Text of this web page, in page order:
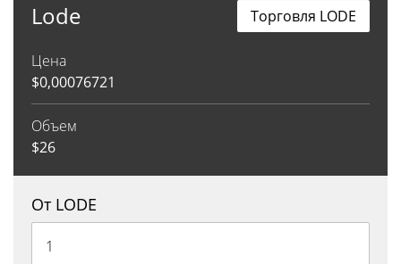
Lode
Цена
$0,00076721
Объем
$26
Торговля LODE
От LODE